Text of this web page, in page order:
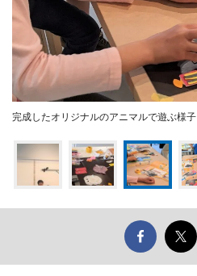
完成したオリジナルのアニマルで遊ぶ様子